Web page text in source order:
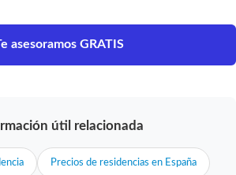
asesoramos GRATIS
útil relacionada
Precios de residencias en España